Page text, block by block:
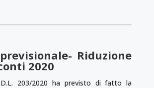
Riduzione
2020
203/2020 ha previsto di fatto la